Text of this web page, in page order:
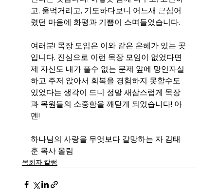
고, 울먹거리고, 기도하다보니 어느새 근심어
렸던 마음에 화평과 기쁨이 스며들었습니다.
여러분! 목장 모임은 이와 같은 은혜가 있는 곳
입니다. 진심으로 이런 목장 모임이 없었다면
제 자신도 내가 풀수 없는 문제 앞에 망연자실
하고 주저 앉아서 회복을 경험하지 못할수도
있었다는 생각이 드니 정말 새삼스럽게 목장
과 목원들의 소중함을 깨닫게 되었습니다! 아
멘!
하나님의 사랑을 무엇보다 갈망하는 자 김태
훈 목사 올림
목회자 칼럼